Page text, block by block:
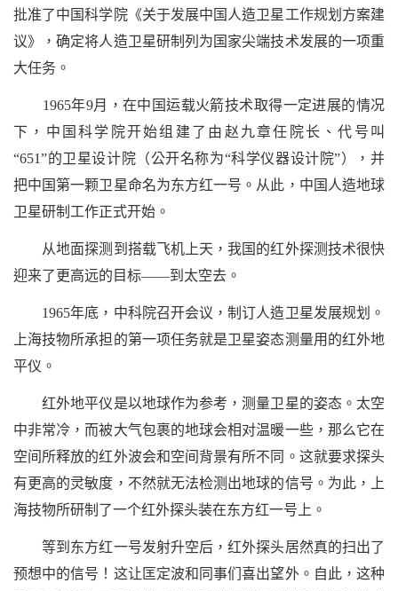
批准了中国科学院《关于发展中国人造卫星工作规划方案建
议》，确定将人造卫星研制列为国家尖端技术发展的一项重
大任务。
1965年9月，在中国运载火箭技术取得一定进展的情况
下，中国科学院开始组建了由赵九章任院长、代号叫
“651”的卫星设计院（公开名称为“科学仪器设计院”），并
把中国第一颗卫星命名为东方红一号。从此，中国人造地球
卫星研制工作正式开始。
从地面探测到搭载飞机上天，我国的红外探测技术很快
迎来了更高远的目标——到太空去。
1965年底，中科院召开会议，制订人造卫星发展规划。
上海技物所承担的第一项任务就是卫星姿态测量用的红外地
平仪。
红外地平仪是以地球作为参考，测量卫星的姿态。太空
中非常冷，而被大气包裹的地球会相对温暖一些，那么它在
空间所释放的红外波会和空间背景有所不同。这就要求探头
有更高的灵敏度，不然就无法检测出地球的信号。为此，上
海技物所研制了一个红外探头装在东方红一号上。
等到东方红一号发射升空后，红外探头居然真的扫出了
预想中的信号！这让匡定波和同事们喜出望外。自此，这种